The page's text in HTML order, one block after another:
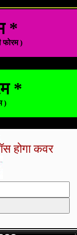
*
फोरम )
*
)
होगा कवर